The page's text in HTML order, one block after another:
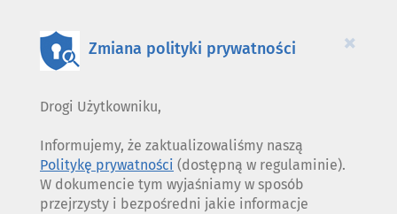
×
Zmiana polityki prywatności
Drogi Użytkowniku,
Informujemy, że zaktualizowaliśmy naszą
Politykę prywatności (dostępną w regulaminie).
W dokumencie tym wyjaśniamy w sposób
przejrzysty i bezpośredni jakie informacje